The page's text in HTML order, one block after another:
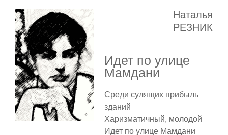
Наталья
РЕЗНИК
Идет по улице
Мамдани
Среди сулящих прибыль
зданий
Харизматичный, молодой
Идет по улице Мамдани